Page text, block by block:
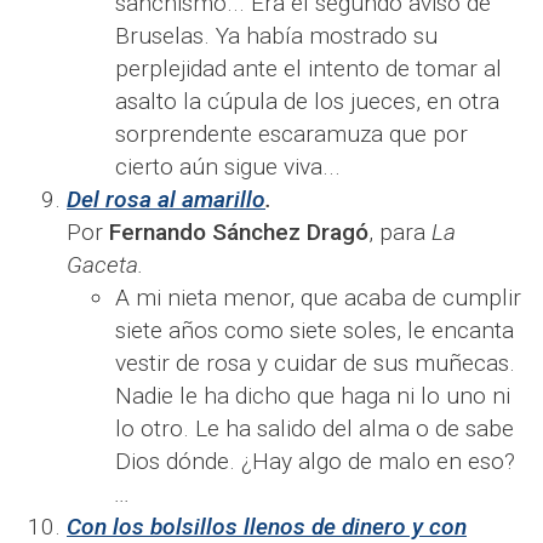
Bruselas. Ya había mostrado su
perplejidad ante el intento de tomar al
asalto la cúpula de los jueces, en otra
sorprendente escaramuza que por
cierto aún sigue viva...
Del rosa al amarillo.
Por Fernando Sánchez Dragó, para La
Gaceta.
A mi nieta menor, que acaba de cumplir
siete años como siete soles, le encanta
vestir de rosa y cuidar de sus muñecas.
Nadie le ha dicho que haga ni lo uno ni
lo otro. Le ha salido del alma o de sabe
Dios dónde. ¿Hay algo de malo en eso?
...
Con los bolsillos llenos de dinero y con